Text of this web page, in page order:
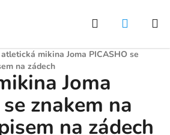
Hledat
atletická mikina Joma PICASHO se
na zádech
Joma
znakem na
na zádech